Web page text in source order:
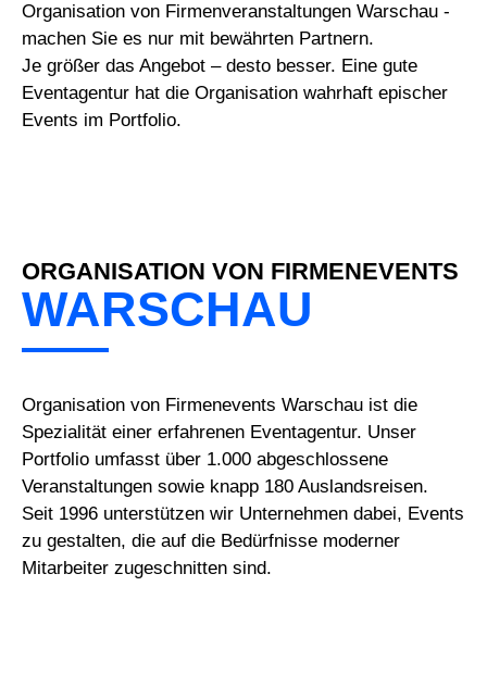
Organisation von Firmenveranstaltungen Warschau -
machen Sie es nur mit bewährten Partnern.
Je größer das Angebot – desto besser. Eine gute
Eventagentur hat die Organisation wahrhaft epischer
Events im Portfolio.
ORGANISATION VON FIRMENEVENTS
WARSCHAU
Organisation von Firmenevents Warschau ist die
Spezialität einer erfahrenen Eventagentur. Unser
Portfolio umfasst über 1.000 abgeschlossene
Veranstaltungen sowie knapp 180 Auslandsreisen.
Seit 1996 unterstützen wir Unternehmen dabei, Events
zu gestalten, die auf die Bedürfnisse moderner
Mitarbeiter zugeschnitten sind.